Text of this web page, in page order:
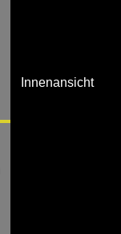
Innenansicht